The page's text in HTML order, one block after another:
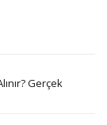
Gerçek